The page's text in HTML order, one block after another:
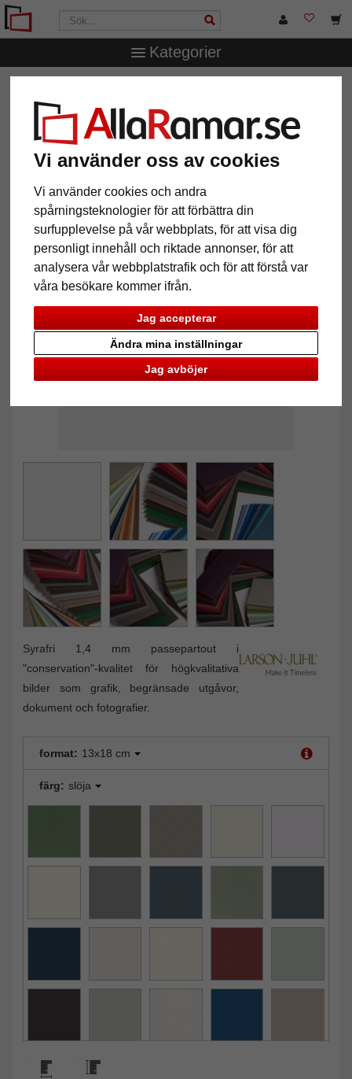
Vi använder oss av cookies
Vi använder cookies och andra
spårningsteknologier för att förbättra din
surfupplevelse på vår webbplats, för att visa dig
personligt innehåll och riktade annonser, för att
analysera vår webbplatstrafik och för att förstå var
våra besökare kommer ifrån.
Jag accepterar
Jag avböjer
Ändra mina inställningar
Kategorier
passepartout efter mått
1,4 mm "Artique" passepartout
efter mått
Pictures
Syrafri 1,4 mm passepartout i
"conservation"-kvalitet för högkvalitativa
bilder som grafik, begränsade utgåvor,
dokument och fotografier.
format: 13x18 cm
färg: slöja